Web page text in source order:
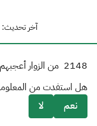
آخر تحديث: 15 فبراير 2026 12:51 ص المملكة العربية السعودية
2148 من الزوار
هل استفدت من
نعم
لا